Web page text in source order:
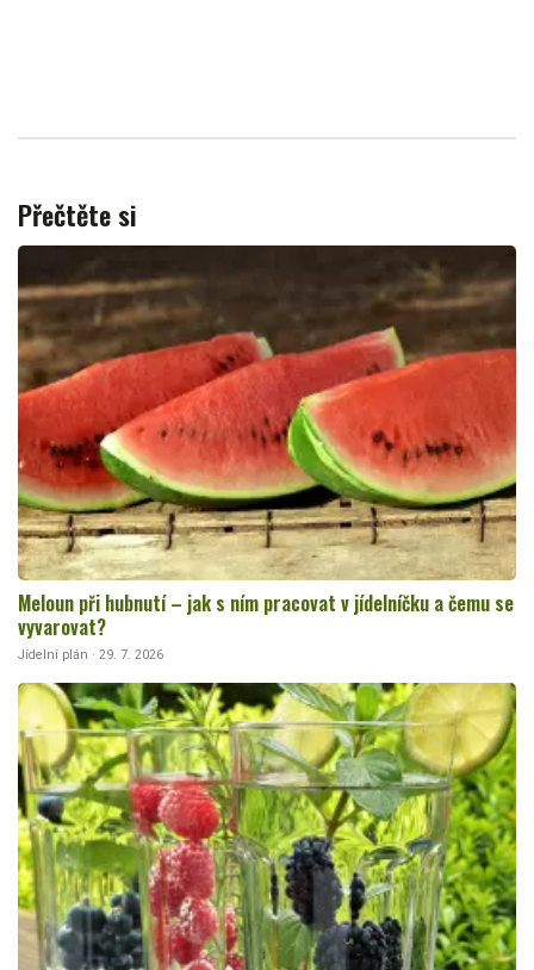
Přečtěte si
Meloun při hubnutí – jak s ním pracovat v jídelníčku a čemu se
vyvarovat?
Jídelní plán · 29. 7. 2026